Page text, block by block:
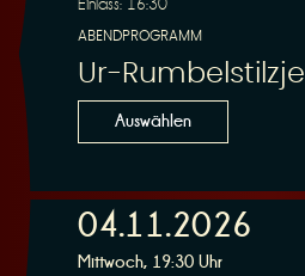
ABENDPROGRAMM
Ur-Rumbelstilzje
Auswählen
04.11.2026
Mittwoch, 19:30 Uhr